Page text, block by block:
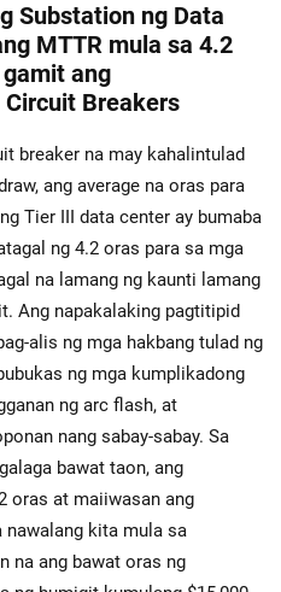
Substation ng Data
MTTR mula sa 4.2
ang
Breakers
breaker na may kahalintulad
ang average na oras para
Tier III data center ay bumaba
ng 4.2 oras para sa mga
na lamang ng kaunti lamang
Ang napakalaking pagtitipid
alis ng mga hakbang tulad ng
ng mga kumplikadong
ng arc flash, at
nang sabay-sabay. Sa
bawat taon, ang
oras at maiiwasan ang
nawalang kita mula sa
na ang bawat oras ng